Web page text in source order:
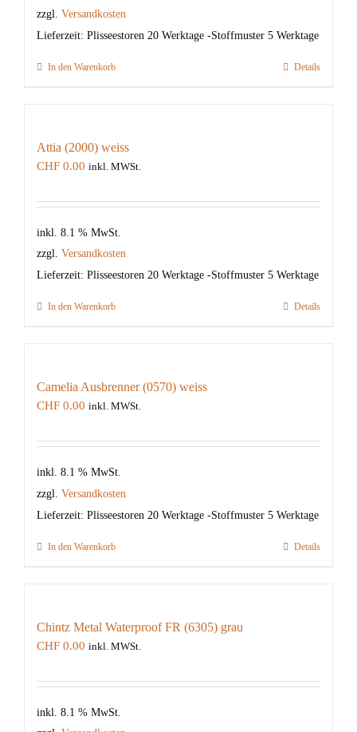
zzgl. Versandkosten
Lieferzeit: Plisseestoren 20 Werktage -Stoffmuster 5 Werktage
In den Warenkorb Details
Attia (2000) weiss
CHF 0.00 inkl. MWSt.
inkl. 8.1 % MwSt.
zzgl. Versandkosten
Lieferzeit: Plisseestoren 20 Werktage -Stoffmuster 5 Werktage
In den Warenkorb Details
Camelia Ausbrenner (0570) weiss
CHF 0.00 inkl. MWSt.
inkl. 8.1 % MwSt.
zzgl. Versandkosten
Lieferzeit: Plisseestoren 20 Werktage -Stoffmuster 5 Werktage
In den Warenkorb Details
Chintz Metal Waterproof FR (6305) grau
CHF 0.00 inkl. MWSt.
inkl. 8.1 % MwSt.